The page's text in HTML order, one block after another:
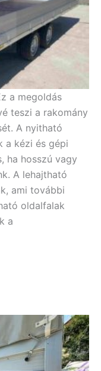
a megoldás
teszi a rakomány
A nyitható
a kézi és gépi
ha hosszú vagy
A lehajtható
ami további
oldalfalak
a